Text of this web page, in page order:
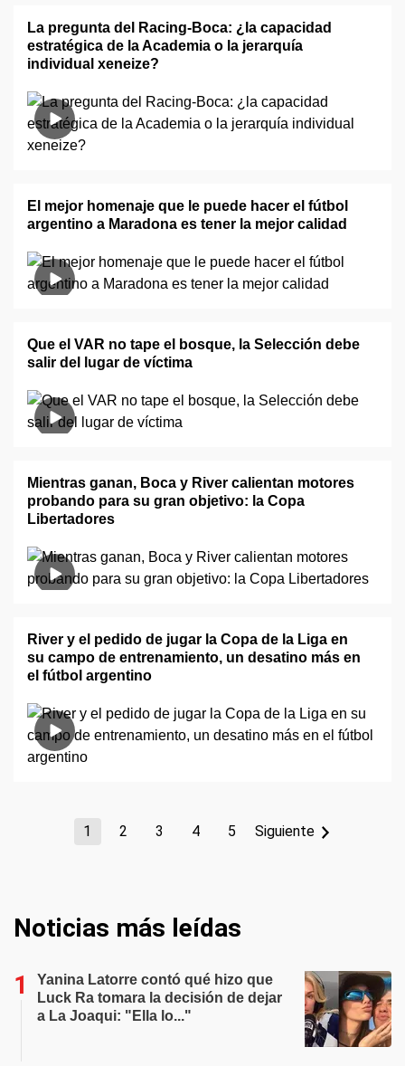
La pregunta del Racing-Boca: ¿la capacidad
estratégica de la Academia o la jerarquía
individual xeneize?
El mejor homenaje que le puede hacer el fútbol
argentino a Maradona es tener la mejor calidad
Que el VAR no tape el bosque, la Selección debe
salir del lugar de víctima
Mientras ganan, Boca y River calientan motores
probando para su gran objetivo: la Copa
Libertadores
River y el pedido de jugar la Copa de la Liga en
su campo de entrenamiento, un desatino más en
el fútbol argentino
1 2 3 4 5 Siguiente
Noticias más leídas
Yanina Latorre contó qué hizo que
Luck Ra tomara la decisión de dejar
a La Joaqui: "Ella lo..."